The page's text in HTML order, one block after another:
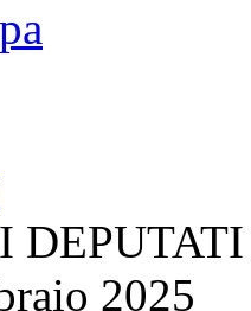
DEPUTATI
2025